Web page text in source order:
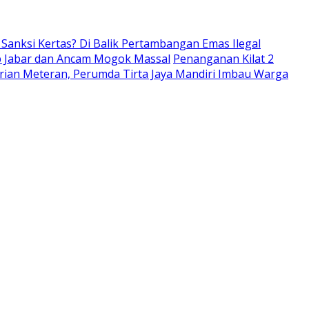
Kertas? Di Balik Pertambangan Emas Ilegal
dan Ancam Mogok Massal Penanganan Kilat 2
Meteran, Perumda Tirta Jaya Mandiri Imbau Warga